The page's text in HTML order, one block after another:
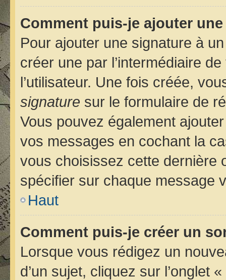
Comment puis-je ajouter
Pour ajouter une signature à
créer une par l’intermédiaire
l’utilisateur. Une fois créée,
signature sur le formulaire de
Vous pouvez également
vos messages en cochant la
vous choisissez cette dernière
spécifier sur chaque message
Haut
Comment puis-je créer un
Lorsque vous rédigez un
d’un sujet, cliquez sur l’onglet